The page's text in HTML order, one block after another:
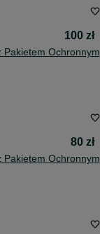
100 zł
Pakietem Ochronnym
80 zł
Pakietem Ochronnym